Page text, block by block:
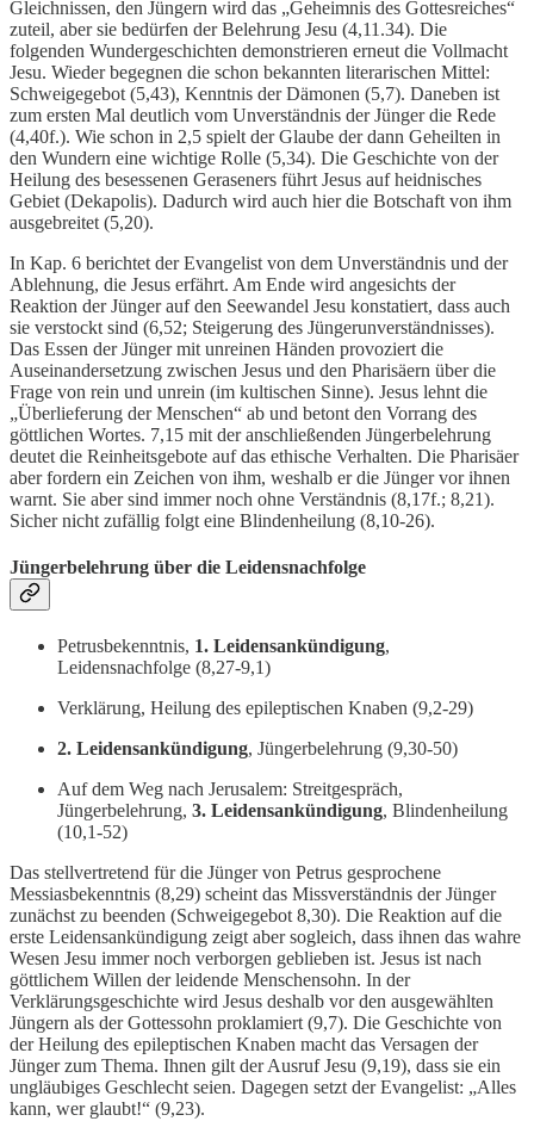
Gleichnissen, den Jüngern wird das „Geheimnis des Gottesreiches“
zuteil, aber sie bedürfen der Belehrung Jesu (4,11.34). Die
folgenden Wundergeschichten demonstrieren erneut die Vollmacht
Jesu. Wieder begegnen die schon bekannten literarischen Mittel:
Schweigegebot (5,43), Kenntnis der Dämonen (5,7). Daneben ist
zum ersten Mal deutlich vom Unverständnis der Jünger die Rede
(4,40f.). Wie schon in 2,5 spielt der Glaube der dann Geheilten in
den Wundern eine wichtige Rolle (5,34). Die Geschichte von der
Heilung des besessenen Geraseners führt Jesus auf heidnisches
Gebiet (Dekapolis). Dadurch wird auch hier die Botschaft von ihm
ausgebreitet (5,20).
In Kap. 6 berichtet der Evangelist von dem Unverständnis und der
Ablehnung, die Jesus erfährt. Am Ende wird angesichts der
Reaktion der Jünger auf den Seewandel Jesu konstatiert, dass auch
sie verstockt sind (6,52; Steigerung des Jüngerunverständnisses).
Das Essen der Jünger mit unreinen Händen provoziert die
Auseinandersetzung zwischen Jesus und den Pharisäern über die
Frage von rein und unrein (im kultischen Sinne). Jesus lehnt die
„Überlieferung der Menschen“ ab und betont den Vorrang des
göttlichen Wortes. 7,15 mit der anschließenden Jüngerbelehrung
deutet die Reinheitsgebote auf das ethische Verhalten. Die Pharisäer
aber fordern ein Zeichen von ihm, weshalb er die Jünger vor ihnen
warnt. Sie aber sind immer noch ohne Verständnis (8,17f.; 8,21).
Sicher nicht zufällig folgt eine Blindenheilung (8,10-26).
Jüngerbelehrung über die Leidensnachfolge
Petrusbekenntnis, 1. Leidensankündigung,
Leidensnachfolge (8,27-9,1)
Verklärung, Heilung des epileptischen Knaben (9,2-29)
2. Leidensankündigung, Jüngerbelehrung (9,30-50)
Auf dem Weg nach Jerusalem: Streitgespräch,
Jüngerbelehrung, 3. Leidensankündigung, Blindenheilung
(10,1-52)
Das stellvertretend für die Jünger von Petrus gesprochene
Messiasbekenntnis (8,29) scheint das Missverständnis der Jünger
zunächst zu beenden (Schweigegebot 8,30). Die Reaktion auf die
erste Leidensankündigung zeigt aber sogleich, dass ihnen das wahre
Wesen Jesu immer noch verborgen geblieben ist. Jesus ist nach
göttlichem Willen der leidende Menschensohn. In der
Verklärungsgeschichte wird Jesus deshalb vor den ausgewählten
Jüngern als der Gottessohn proklamiert (9,7). Die Geschichte von
der Heilung des epileptischen Knaben macht das Versagen der
Jünger zum Thema. Ihnen gilt der Ausruf Jesu (9,19), dass sie ein
ungläubiges Geschlecht seien. Dagegen setzt der Evangelist: „Alles
kann, wer glaubt!“ (9,23).